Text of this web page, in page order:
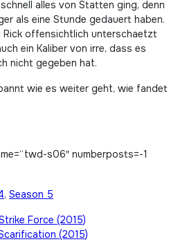
alles von Statten ging, denn
als eine Stunde gedauert haben.
Rick offensichtlich unterschaetzt
ein Kaliber von irre, dass es
nicht gegeben hat.
wie es weiter geht, wie fandet
s06″ numberposts=-1
, Season 5
Force (2015)
(2015)